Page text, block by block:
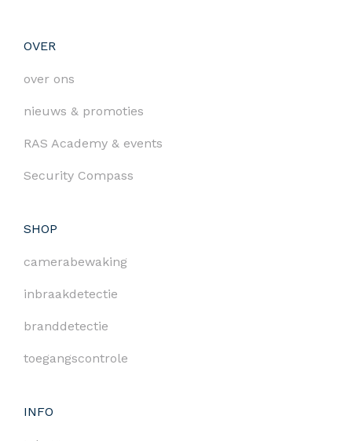
OVER
over ons
nieuws & promoties
RAS Academy & events
Security Compass
SHOP
camerabewaking
inbraakdetectie
branddetectie
toegangscontrole
INFO